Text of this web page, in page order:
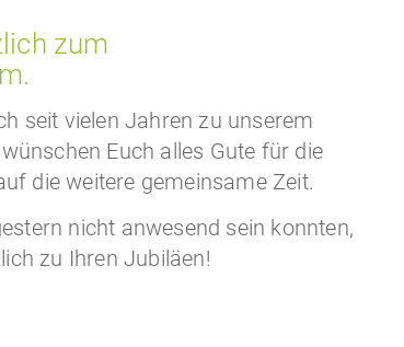
zum
seit vielen Jahren zu unserem
Euch alles Gute für die
die weitere gemeinsame Zeit.
nicht anwesend sein konnten,
zu Ihren Jubiläen!